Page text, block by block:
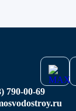
790-00-69